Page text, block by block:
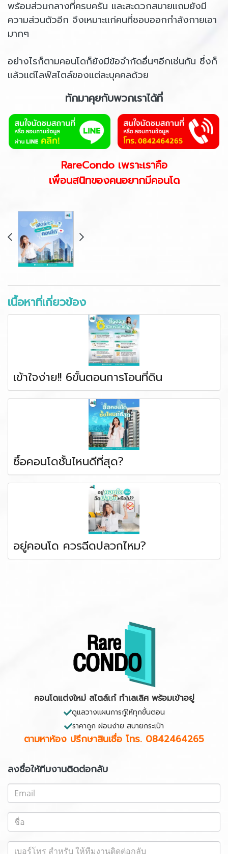
พร้อมส่วนกลางที่ครบครัน และสะดวกสบายแถมยังมี
ความส่วนตัวอีก จึงเหมาะแก่คนที่ชอบออกกำลังกายเอา
มากๆ
อย่างไรก็ตามคอนโดก็ยังมีข้อจำกัดอื่นๆอีกเช่นกัน ซึ่งก็
แล้วแต่ไลฟ์สไตล์ของแต่ละบุคคลด้วย
ทักมาคุยกับพวกเราได้ที่
RareCondo เพราะเราคือ
เพื่อนสนิทของคนอยากมีคอนโด
เนื้อหาที่เกี่ยวข้อง
เข้าใจง่าย!! 6ขั้นตอนการโอนที่ดิน
ซื้อคอนโดชั้นไหนดีที่สุด?
อยู่คอนโด ควรฉีดปลวกไหม?
คอนโดแต่งใหม่ สไตล์เก๋ ทำเลเลิศ พร้อมเข้าอยู่
ดูแลวางแผนการกู้ให้ทุกขั้นตอน
ราคาถูก ผ่อนง่าย สบายกระเป๋า
ตามหาห้อง ปรึกษาสินเชื่อ โทร. 0842464265
ลงชื่อให้ทีมงานติดต่อกลับ